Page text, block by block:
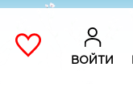
ВОЙТИ